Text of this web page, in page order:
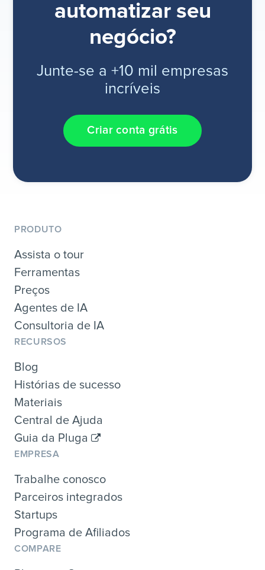
automatizar seu
negócio?
Junte-se a +10 mil empresas
incríveis
Criar conta grátis
PRODUTO
Assista o tour
Ferramentas
Preços
Agentes de IA
Consultoria de IA
RECURSOS
Blog
Histórias de sucesso
Materiais
Central de Ajuda
Guia da Pluga
EMPRESA
Trabalhe conosco
Parceiros integrados
Startups
Programa de Afiliados
COMPARE